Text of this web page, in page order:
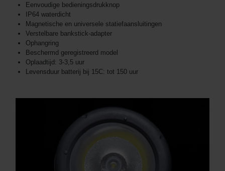
Eenvoudige bedieningsdrukknop
IP64 waterdicht
Magnetische en universele statiefaansluitingen
Verstelbare bankstick-adapter
Ophangring
Beschermd geregistreerd model
Oplaadtijd: 3-3,5 uur
Levensduur batterij bij 15C: tot 150 uur